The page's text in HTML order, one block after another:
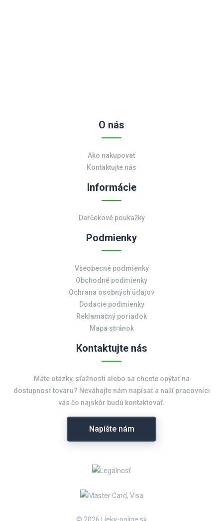
O nás
Ako nakupovať
Kontaktujte nás
Informácie
Darčekové poukažky
Podmienky
Všeobecné podmienky
Obchodné podmienky
Ochrana osobných údajov
Dodacie podmienky
Reklamačný poriadok
Mapa stránok
Kontaktujte nás
Máte otázky, sťažnosti alebo sa chcete opýtať na
dostupnosť tovaru? Neváhajte nám napísať a naší pracovníci
vás čo najskôr budú kontaktovať.
Napíšte nám
© 2026 Lieky-online.sk